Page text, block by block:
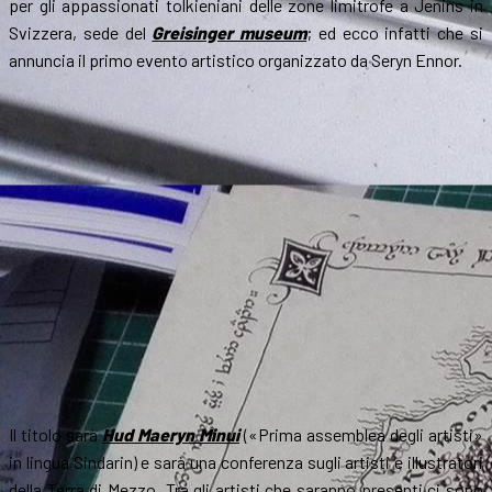
per gli appassionati tolkieniani delle zone limitrofe a Jenins in
Svizzera, sede del Greisinger museum; ed ecco infatti che si
annuncia il primo evento artistico organizzato da Seryn Ennor.
Il titolo saràHud Maeryn Minui(«Prima assemblea degli artisti»
in lingua Sindarin) e sarà una conferenza sugli artisti e illustratori